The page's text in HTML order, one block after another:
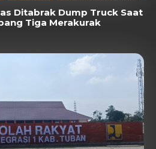
Ditabrak Dump Truck Saat
Tiga Merakurak